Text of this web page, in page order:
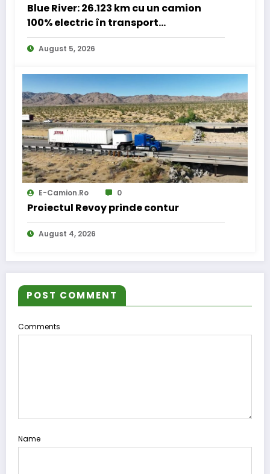
Blue River: 26.123 km cu un camion
100% electric în transport
internațional
August 5, 2026
E-Camion.ro 0
Proiectul Revoy prinde contur
August 4, 2026
POST COMMENT
Comments
Name